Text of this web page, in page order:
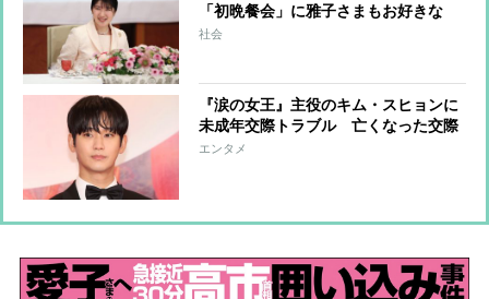
「初晩餐会」に雅子さまもお好きな
「存在感のあるチョーカー」で臨まれ
社会
『涙の女王』主役のキム・スヒョンに
未成年交際トラブル 亡くなった交際
相手キム・セロンさんの遺族が告発、
エンタメ